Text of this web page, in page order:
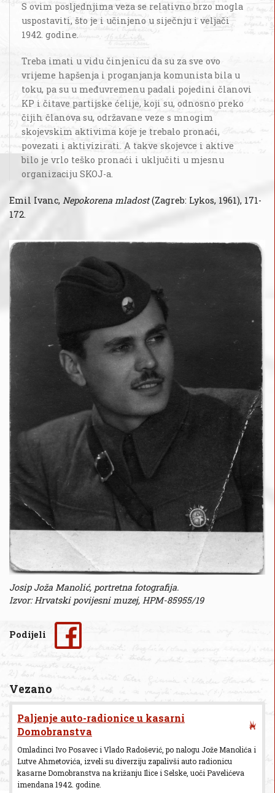
S ovim posljednjima veza se relativno brzo mogla
uspostaviti, što je i učinjeno u siječnju i veljači
1942. godine.
Treba imati u vidu činjenicu da su za sve ovo
vrijeme hapšenja i proganjanja komunista bila u
toku, pa su u međuvremenu padali pojedini članovi
KP i čitave partijske ćelije, koji su, odnosno preko
čijih članova su, održavane veze s mnogim
skojevskim aktivima koje je trebalo pronaći,
povezati i aktivizirati. A takve skojevce i aktive
bilo je vrlo teško pronaći i uključiti u mjesnu
organizaciju SKOJ-a.
Emil Ivanc, Nepokorena mladost(Zagreb: Lykos, 1961), 171-
172.
Josip Joža Manolić, portretna fotografija.
Izvor: Hrvatski povijesni muzej, HPM-85955/19
Podijeli
Vezano
Paljenje auto-radionice u kasarni
Domobranstva
Omladinci Ivo Posavec i Vlado Radošević, po nalogu Jože Manolića i
Lutve Ahmetovića, izveli su diverziju zapalivši auto radionicu
kasarne Domobranstva na križanju Ilice i Selske, uoči Pavelićeva
imendana 1942. godine.